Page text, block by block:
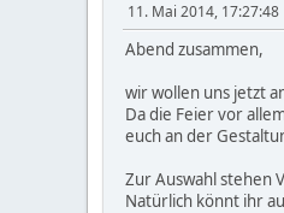
11. Mai 2014, 17:27:48
Abend zusammen,
wir wollen uns jetzt
Da die Feier vor
euch an der
Zur Auswahl stehen
Natürlich könnt ihr